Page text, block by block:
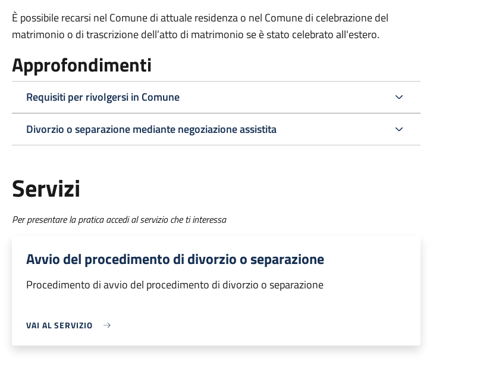
È possibile recarsi nel Comune di attuale residenza o nel Comune di celebrazione del
matrimonio o di trascrizione dell’atto di matrimonio se è stato celebrato all'estero.
Approfondimenti
Requisiti per rivolgersi in Comune
Divorzio o separazione mediante negoziazione assistita
Servizi
Per presentare la pratica accedi al servizio che ti interessa
Avvio del procedimento di divorzio o separazione
Procedimento di avvio del procedimento di divorzio o separazione
VAI AL SERVIZIO